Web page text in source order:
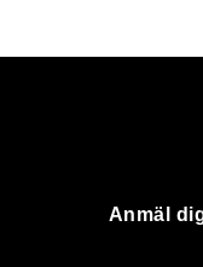
Anmäl